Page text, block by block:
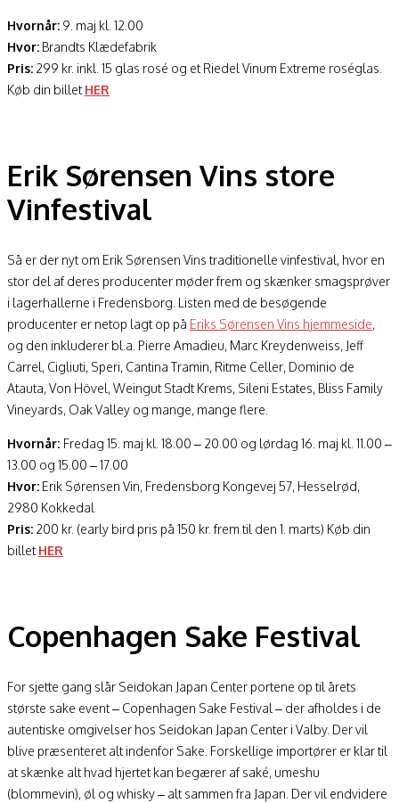
Hvornår: 9. maj kl. 12.00
Hvor: Brandts Klædefabrik
Pris: 299 kr. inkl. 15 glas rosé og et Riedel Vinum Extreme roséglas.
Køb din billetHER
Erik Sørensen Vins store
Vinfestival
Så er der nyt om Erik Sørensen Vins traditionelle vinfestival, hvor en
stor del af deres producenter møder frem og skænker smagsprøver
i lagerhallerne i Fredensborg. Listen med de besøgende
producenter er netop lagt op på Eriks Sørensen Vins hjemmeside,
og den inkluderer bl.a. Pierre Amadieu, Marc Kreydenweiss, Jeff
Carrel, Cigliuti, Speri, Cantina Tramin, Ritme Celler, Dominio de
Atauta, Von Hövel, Weingut Stadt Krems, Sileni Estates, Bliss Family
Vineyards, Oak Valley og mange, mange flere.
Hvornår: Fredag 15. maj kl. 18.00 – 20.00 og lørdag 16. maj kl. 11.00 –
13.00 og 15.00 – 17.00
Hvor: Erik Sørensen Vin, Fredensborg Kongevej 57, Hesselrød,
2980 Kokkedal
Pris: 200 kr. (early bird pris på 150 kr. frem til den 1. marts) Køb din
billetHER
Copenhagen Sake Festival
For sjette gang slår Seidokan Japan Center portene op til årets
største sake event – Copenhagen Sake Festival – der afholdes i de
autentiske omgivelser hos Seidokan Japan Center i Valby. Der vil
blive præsenteret alt indenfor Sake. Forskellige importører er klar til
at skænke alt hvad hjertet kan begærer af saké, umeshu
(blommevin), øl og whisky – alt sammen fra Japan. Der vil endvidere